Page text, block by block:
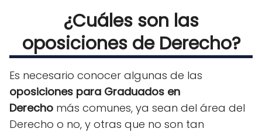
¿Cuáles son las
oposiciones de Derecho?
Es necesario conocer algunas de las
oposiciones para Graduados en
Derecho más comunes, ya sean del área del
Derecho o no, y otras que no son tan